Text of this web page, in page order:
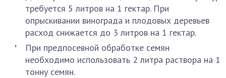
требуется 5 литров на 1 гектар. При
опрыскивании винограда и плодовых деревьев
расход снижается до 3 литров на 1 гектар.
При предпосевной обработке семян
необходимо использовать 2 литра раствора на 1
тонну семян.